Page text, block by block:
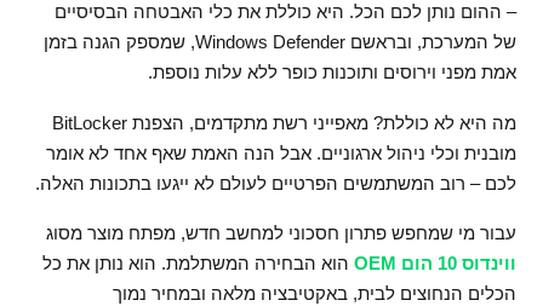
– ההום נותן לכם הכל. היא כוללת את כלי האבטחה הבסיסיים
של המערכת, ובראשם Windows Defender, שמספק הגנה בזמן
אמת מפני וירוסים ותוכנות כופר ללא עלות נוספת.
מה היא לא כוללת? מאפייני רשת מתקדמים, הצפנת BitLocker
מובנית וכלי ניהול ארגוניים. אבל הנה האמת שאף אחד לא אומר
לכם – רוב המשתמשים הפרטיים לעולם לא ייגעו בתכונות האלה.
עבור מי שמחפש פתרון חסכוני למחשב חדש, מפתח מוצר מסוג
ווינדוס 10 הום OEM
הוא הבחירה המשתלמת. הוא נותן את כל
הכלים הנחוצים לבית, באקטיבציה מלאה ובמחיר נמוך